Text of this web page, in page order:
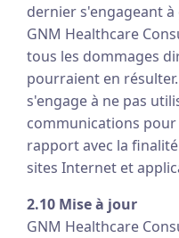
dernier s'engageant
GNM Healthcare
tous les dommages
pourraient en
s'engage à ne pas
communications
rapport avec la
sites Internet et
2.10 Mise à jour
GNM Healthcare